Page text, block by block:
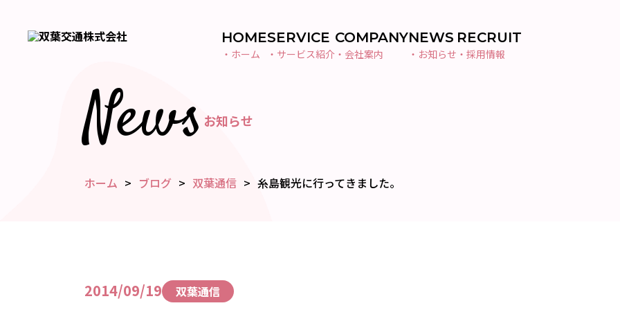
HOME
・ホーム
SERVICE
・サービス紹介
COMPANY
・会社案内
NEWS
・お知らせ
RECRUIT
・採用情報
News お知らせ
ホーム ブログ 双葉通信 糸島観光に行ってきました。
2014/09/19 双葉通信